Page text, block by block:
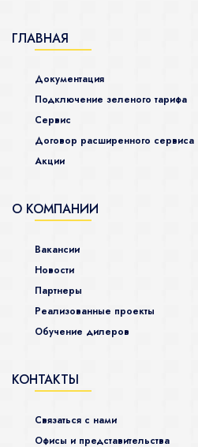
ГЛАВНАЯ
Документация
Подключение зеленого тарифа
Сервис
Договор расширенного сервиса
Акции
О КОМПАНИИ
Вакансии
Новости
Партнеры
Реализованные проекты
Обучение дилеров
КОНТАКТЫ
Связаться с нами
Офисы и представительства